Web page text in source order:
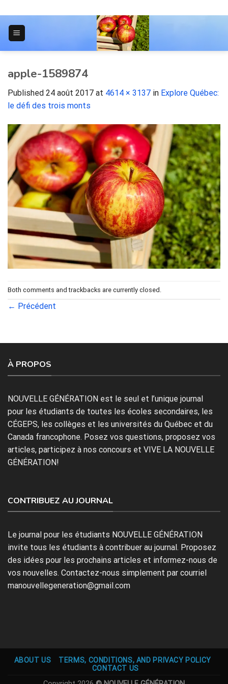
to
content
apple-1589874
Published 24 août 2017 at 4614 × 3137 in Explore Québec:
le défi des trois monts
Both comments and trackbacks are currently closed.
← Précédent
À PROPOS
NOUVELLE GÉNÉRATION est le seul et l’unique journal
pour les étudiants de toutes les écoles secondaires, les
CÉGEPS, les collèges et les universités du Québec et du
Canada francophone. Posez vos questions, proposez vos
articles, participez à nos concours et VIVE LA NOUVELLE
GÉNÉRATION!
CONTRIBUEZ AU JOURNAL
Le journal pour les étudiants NOUVELLE GÉNÉRATION
invite tous les étudiants à contribuer au journal. Proposez
des idées pour les prochains articles et informez-nous de
vos nouvelles. Contactez-nous simplement par courriel
manouvellegeneration@gmail.com
ABOUT US
TERMS, CONDITIONS, AND PRIVACY POLICY
CONTACT US